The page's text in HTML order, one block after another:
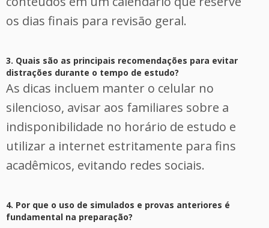
os dias finais para revisão geral.
3. Quais são as principais recomendações para evitar
distrações durante o tempo de estudo?
As dicas incluem manter o celular no
silencioso, avisar aos familiares sobre a
indisponibilidade no horário de estudo e
utilizar a internet estritamente para fins
acadêmicos, evitando redes sociais.
4. Por que o uso de simulados e provas anteriores é
fundamental na preparação?